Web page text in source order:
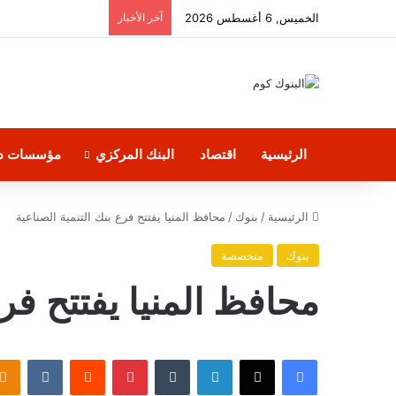
الخميس, 6 أغسطس 2026 آخر الأخبار
الرئيسية اقتصاد البنك المركزي مؤسسات
الرئيسية / بنوك / محافظ المنيا يفتتح فرع بنك التنمية الصناعية
بنوك متخصصة
محافظ المنيا يفتتح
فيسبوك ‫X لينكدإن بينتيريست